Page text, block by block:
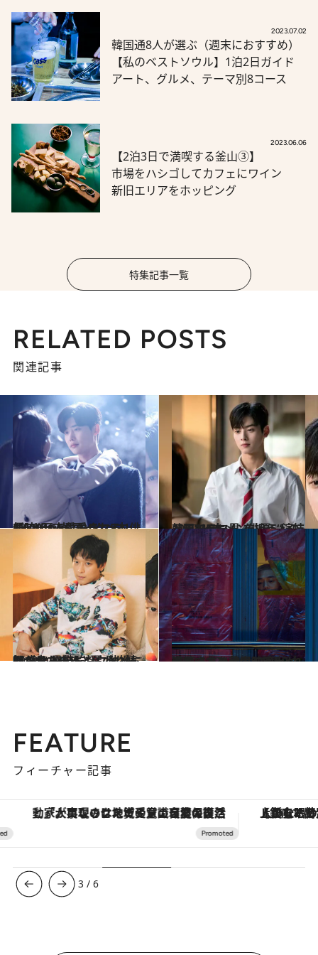
2023.07.02
韓国通8人が選ぶ（週末におすすめ）
【私のベストソウル】1泊2日ガイド
アート、グルメ、テーマ別8コース
2023.06.06
【2泊3日で満喫する釜山③】
市場をハシゴしてカフェにワイン
新旧エリアをホッピング
特集記事一覧
RELATED POSTS
関連記事
2020.4.13
1,000万人に愛される！ 新時代へ 韓国イケメン俳優5人と恋愛ドラマ5本
カルチャー 2020.4.14
韓国ドラマ界 を担う“演技ドル” イケメン俳優5人のドラマ5本
カルチャー
2022.7.2
顔が良すぎると言われ続けた カン・ドンウォンも41歳。 是枝監督に執拗に撮られたのは…
カルチャー 2022.1.27
洗練された骨太な演出が光る…！ Netflixで観られるおすすめ韓国映画
カルチャー
FEATURE
フィーチャー記事
「大事なのは地域の意識を変えること」。ロレックス賞受賞の自然保護活動家が実現させたナイジェリアの自然環境の復活 【銀座で出合う最旬美容】美髪ケアや上質
3 /6